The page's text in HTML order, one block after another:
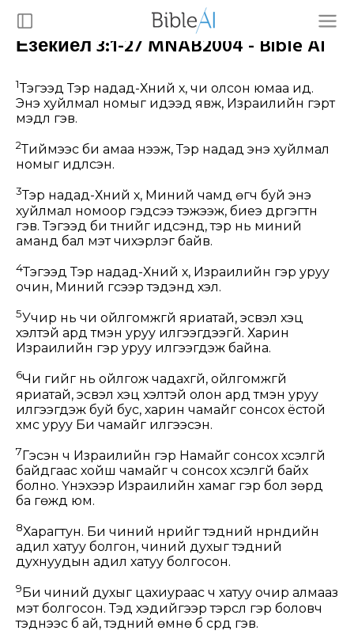
Езекиел 3:1-27 MNAB2004 - Bible AI
1Тэгээд Тэр надад-Хүний хүү, чи олсон юмаа ид.
Энэ хуйлмал номыг идээд явж, Израилийн гэрт
мэдүүл гэв.
2Тиймээс би амаа нээж, Тэр надад энэ хуйлмал
номыг идүүлсэн.
3Тэр надад-Хүний хүү, Миний чамд өгч буй энэ
хуйлмал номоор гэдсээ тэжээж, биеэ дүүргэгтүн
гэв. Тэгээд би түүнийг идсэнд, тэр нь миний
аманд бал мэт чихэрлэг байв.
4Тэгээд Тэр надад-Хүний хүү, Израилийн гэр уруу
очин, Миний үгсээр тэдэнд хэл.
5Учир нь чи ойлгомжгүй яриатай, эсвэл хэцүү
хэлтэй ард түмэн уруу илгээгдээгүй. Харин
Израилийн гэр уруу илгээгдэж байна.
6Чи үгийг нь ойлгож чадахгүй, ойлгомжгүй
яриатай, эсвэл хэцүү хэлтэй олон ард түмэн уруу
илгээгдэж буй бус, харин чамайг сонсох ёстой
хүмүүс уруу Би чамайг илгээсэн.
7Гэсэн ч Израилийн гэр Намайг сонсох хүсэлгүй
байдгаас хойш чамайг ч сонсох хүсэлгүй байх
болно. Үнэхээр Израилийн хамаг гэр бол зөрүүд
ба гөжүүд юм.
8Харагтун. Би чиний нүүрийг тэдний нүүрнүүдийн
адил хатуу болгон, чиний духыг тэдний
духнуудын адил хатуу болгосон.
9 Би чиний духыг цахиураас ч хатуу очир алмааз
мэт болгосон. Тэд хэдийгээр тэрслүү гэр боловч
тэднээс бүү ай, тэдний өмнө бүү сүрд гэв.